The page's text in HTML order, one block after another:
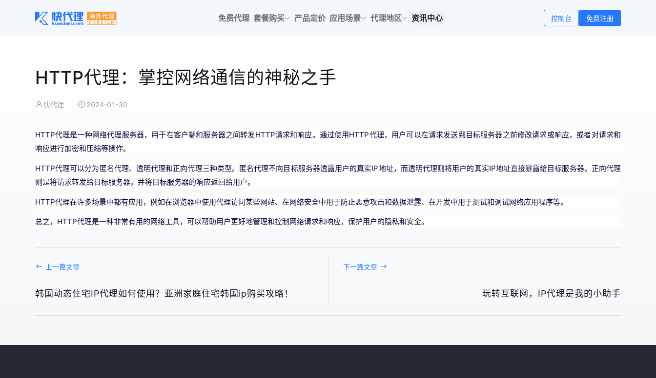
免费代理 套餐购买 产品定价 应用场景 代理地区 资讯中心 控制台 免费注册
HTTP代理：掌控网络通信的神秘之手
快代理 2024-01-30
HTTP代理是一种网络代理服务器，用于在客户端和服务器之间转发HTTP请求和响应。通过使用HTTP代理，用户可以在请求发送到目标服务器之前修改请求或响应，或者对请求和
响应进行加密和压缩等操作。
HTTP代理可以分为匿名代理、透明代理和正向代理三种类型。匿名代理不向目标服务器透露用户的真实IP地址，而透明代理则将用户的真实IP地址直接暴露给目标服务器。正向代理
则是将请求转发给目标服务器，并将目标服务器的响应返回给用户。
HTTP代理在许多场景中都有应用，例如在浏览器中使用代理访问某些网站、在网络安全中用于防止恶意攻击和数据泄露、在开发中用于测试和调试网络应用程序等。
总之，HTTP代理是一种非常有用的网络工具，可以帮助用户更好地管理和控制网络请求和响应，保护用户的隐私和安全。
上一篇文章
韩国动态住宅IP代理如何使用？亚洲家庭住宅韩国ip购买攻略！
下一篇文章
玩转互联网，IP代理是我的小助手